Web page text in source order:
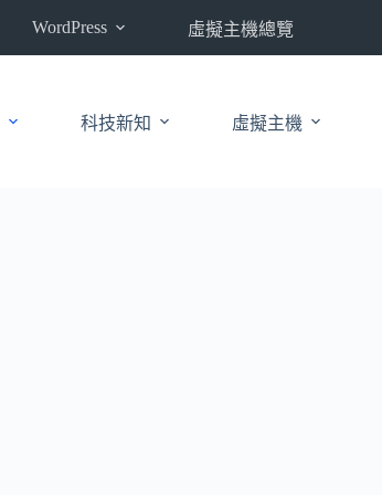
WordPress 虛擬主機總覽
科技新知 虛擬主機